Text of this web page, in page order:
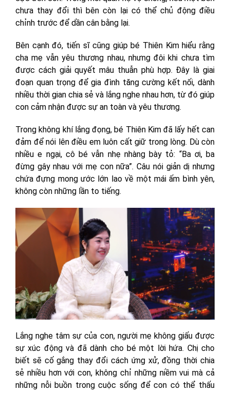
chưa thay đổi thì bên còn lại có thể chủ động điều
chỉnh trước để dần cân bằng lại.
Bên cạnh đó, tiến sĩ cũng giúp bé Thiên Kim hiểu rằng
cha mẹ vẫn yêu thương nhau, nhưng đôi khi chưa tìm
được cách giải quyết mâu thuẫn phù hợp. Đây là giai
đoạn quan trọng để gia đình tăng cường kết nối, dành
nhiều thời gian chia sẻ và lắng nghe nhau hơn, từ đó giúp
con cảm nhận được sự an toàn và yêu thương.
Trong không khí lắng đọng, bé Thiên Kim đã lấy hết can
đảm để nói lên điều em luôn cất giữ trong lòng. Dù còn
nhiều e ngại, cô bé vẫn nhẹ nhàng bày tỏ: “Ba ơi, ba
đừng gây nhau với mẹ con nữa”. Câu nói giản dị nhưng
chứa đựng mong ước lớn lao về một mái ấm bình yên,
không còn những lần to tiếng.
Lắng nghe tâm sự của con, người mẹ không giấu được
sự xúc động và đã dành cho bé một lời hứa. Chị cho
biết sẽ cố gắng thay đổi cách ứng xử, đồng thời chia
sẻ nhiều hơn với con, không chỉ những niềm vui mà cả
những nỗi buồn trong cuộc sống để con có thể thấu